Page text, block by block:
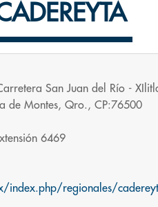
San Juan del Río -
de Montes, Qro., CP:76500
6469
index.php/regionales/